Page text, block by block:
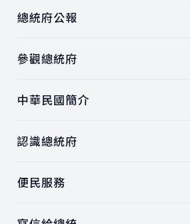
總統府公報
參觀總統府
中華民國簡介
認識總統府
便民服務